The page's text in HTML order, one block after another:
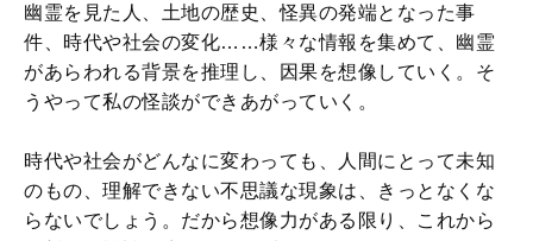
幽霊を見た人、土地の歴史、怪異の発端となった事
件、時代や社会の変化……様々な情報を集めて、幽霊
があらわれる背景を推理し、因果を想像していく。そ
うやって私の怪談ができあがっていく。
時代や社会がどんなに変わっても、人間にとって未知
のもの、理解できない不思議な現象は、きっとなくな
らないでしょう。だから想像力がある限り、これから